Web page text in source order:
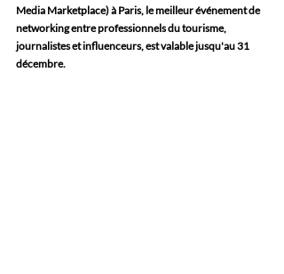
Media Marketplace) à Paris, le meilleur événement de
networking entre professionnels du tourisme,
journalistes et influenceurs, est valable jusqu'au 31
décembre.